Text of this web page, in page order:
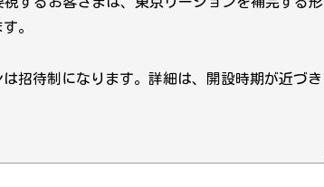
。
招待制になります。詳細は、開設時期が近づき